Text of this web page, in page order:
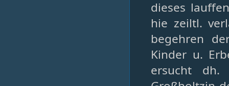
dieses
hie zeiltl.
begehren
Kinder u.
ersucht dh.